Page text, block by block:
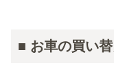
■ お車の買い